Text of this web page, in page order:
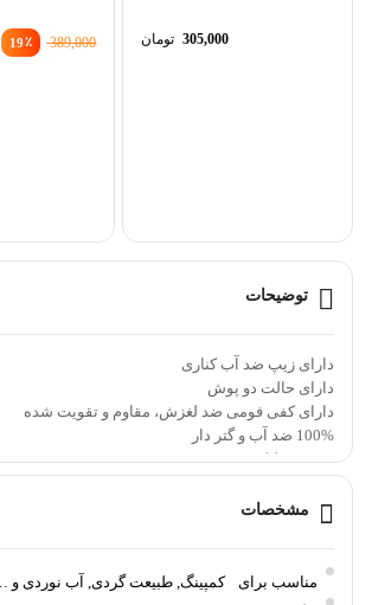
305,000 تومان ٪19 389,000
توضیحات
دارای زیپ ضد آب کناری
دارای حالت دو پوش
دارای کفی فومی ضد لغزش، مقاوم و تقویت شده
100% ضد آب و گتر دار
جنس سیلیکون
مقاوم در برابر پارگی و سایش
مناسب سایز کفش 34 تا 47
مناسب کمپینگ, طبیعت گردی, آب نوردی و…
اندازه تا زیر زانو
مشخصات
مناسب برای
کمپینگ, طبیعت گردی, آب نوردی و …